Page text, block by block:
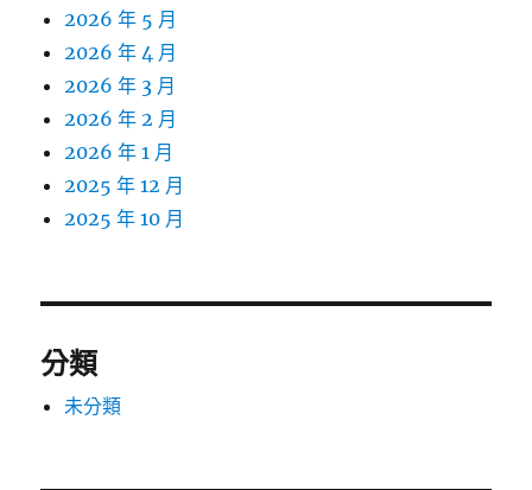
2026 年 5 月
2026 年 4 月
2026 年 3 月
2026 年 2 月
2026 年 1 月
2025 年 12 月
2025 年 10 月
分類
未分類